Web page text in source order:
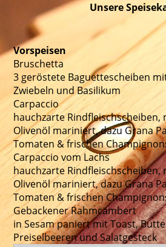
Unsere
Vorspeisen
Bruschetta
3 geröstete Baguettescheiben
Zwiebeln und Basilikum
Carpaccio
hauchzarte
Olivenöl mariniert, dazu Grana
Tomaten & frischen
Carpaccio vom Lachs
hauchzarte
Olivenöl mariniert, dazu Grana
Tomaten & frischen
Gebackener Rahmcambert
in Sesam paniert mit Toast,
Preiselbeeren und Salatgesteck